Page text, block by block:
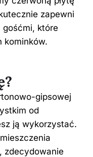
zapewni
gośćmi, które
kominków.
gipsowej
od
ją wykorzystać.
zdecydowanie